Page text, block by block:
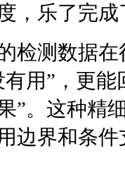
，乐了完
测数据在
用”，更
”。这种精
边界和条件